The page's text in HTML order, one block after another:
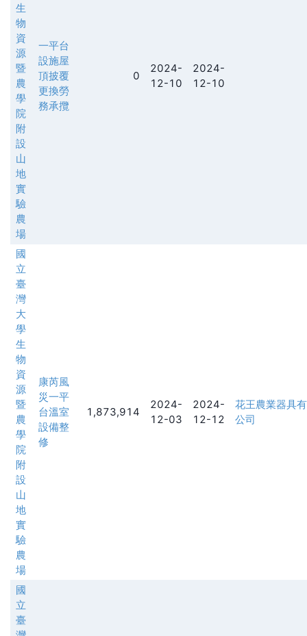
生
物
資
源
暨
農
學
院
附
設
山
地
實
驗
農
場
一平台
設施屋
頂披覆
更換勞
務承攬
0
2024-
12-10
2024-
12-10
國
立
臺
灣
大
學
生
物
資
源
暨
農
學
院
附
設
山
地
實
驗
農
場
康芮風
災一平
台溫室
設備整
修
1,873,914
2024-
12-03
2024-
12-12
花王農業器具
公司
國
立
臺